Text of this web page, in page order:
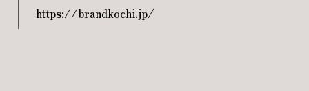
https://brandkochi.jp/